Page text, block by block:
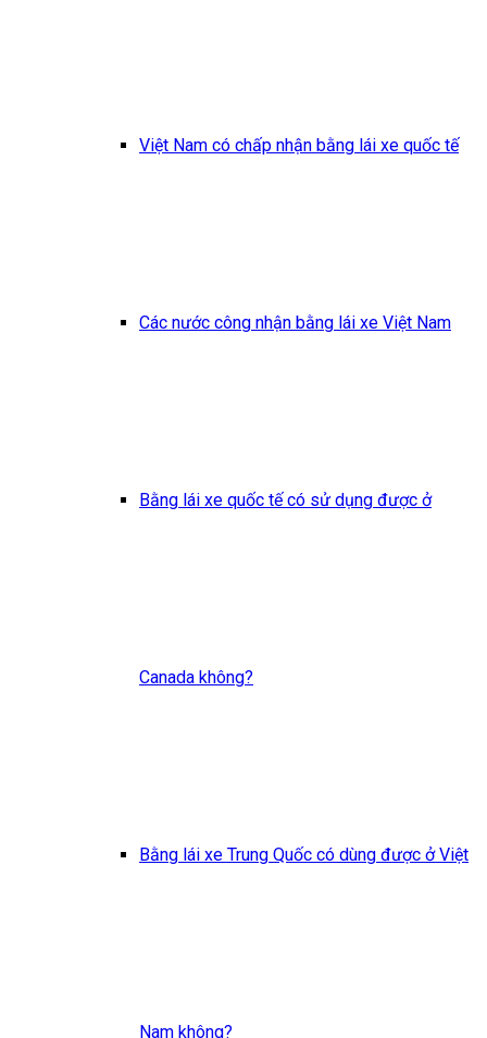
Việt Nam có chấp nhận bằng lái xe quốc tế
Các nước công nhận bằng lái xe Việt Nam
Bằng lái xe quốc tế có sử dụng được ở
Canada không?
Bằng lái xe Trung Quốc có dùng được ở Việt
Nam không?